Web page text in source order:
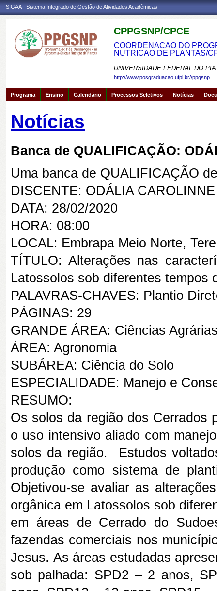
SIGAA - Sistema Integrado de Gestão de Atividades Acadêmicas
CPPGSNP/CPCE
COORDENACAO DO
NUTRICAO DE PLANTAS/
UNIVERSIDADE FEDERAL DO
http://www.posgraduacao.ufpi.br//ppgsnp
Programa Ensino Calendário Processos Seletivos Notícias
Notícias
Banca de QUALIFICAÇÃO:
Uma banca de QUALIFICAÇÃO
DISCENTE: ODÁLIA
DATA: 28/02/2020
HORA: 08:00
LOCAL: Embrapa Meio Norte,
TÍTULO: Alterações nas
Latossolos sob diferentes tempos
PALAVRAS-CHAVES: Plantio
PÁGINAS: 29
GRANDE ÁREA: Ciências
ÁREA: Agronomia
SUBÁREA: Ciência do Solo
ESPECIALIDADE: Manejo e
RESUMO:
Os solos da região dos Cerrados
o uso intensivo aliado com
solos da região. Estudos
produção como sistema de
Objetivou-se avaliar as
orgânica em Latossolos sob
em áreas de Cerrado do
fazendas comerciais nos
Jesus. As áreas estudadas
sob palhada: SPD2 – 2 anos,